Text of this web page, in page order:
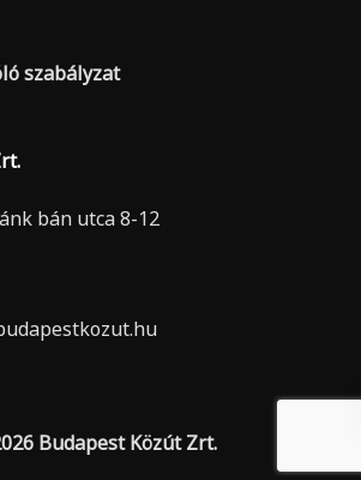
szabályzat
bán utca 8-12
Budapest Közút Zrt.